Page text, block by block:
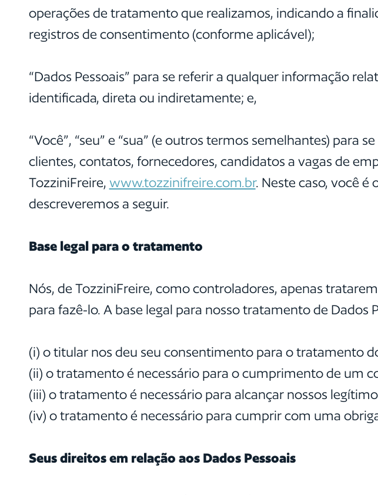
operações de tratamento que realizamos, indicando a
registros de consentimento (conforme aplicável);
“Dados Pessoais” para se referir a qualquer informação
identificada, direta ou indiretamente; e,
“Você”, “seu” e “sua” (e outros termos semelhantes) para
clientes, contatos, fornecedores, candidatos a vagas de
TozziniFreire, www.tozzinifreire.com.br. Neste caso, você é
descreveremos a seguir.
Base legal para o tratamento
Nós, de TozziniFreire, como controladores, apenas
para fazê-lo. A base legal para nosso tratamento de Dados
(i) o titular nos deu seu consentimento para o tratamento
(ii) o tratamento é necessário para o cumprimento de um
(iii) o tratamento é necessário para alcançar nossos
(iv) o tratamento é necessário para cumprir com uma
Seus direitos em relação aos Dados Pessoais